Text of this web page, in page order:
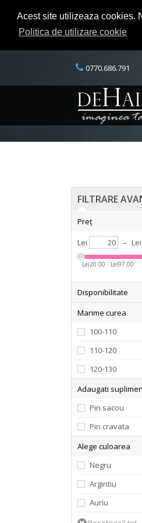
Acest site utilizeaza cookies.
Politica de utilizare cookie
0770.686.791
FILTRARE
Preț
Lei
– Lei
Lei20.00 Lei97.00
Disponibilitate
In Stoc
Marime curea
100-110
110-120
120-130
Adaugati
Pin sacou
Pin cravata
Alege culoarea
Negru
Argintiu
Auriu